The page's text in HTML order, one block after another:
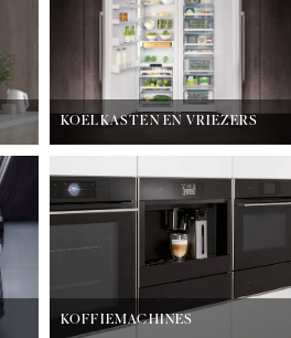
KOELKASTEN EN VRIEZERS
KOFFIEMACHINES